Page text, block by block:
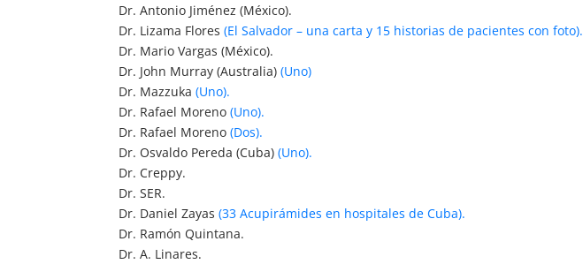
Dr. Antonio Jiménez (México).
Dr. Lizama Flores(El Salvador – una carta y 15 historias de pacientes con foto).
Dr. Mario Vargas (México).
Dr. John Murray (Australia)(Uno)
Dr. Mazzuka(Uno).
Dr. Rafael Moreno(Uno).
Dr. Rafael Moreno(Dos).
Dr. Osvaldo Pereda (Cuba)(Uno).
Dr. Creppy.
Dr. SER.
Dr. Daniel Zayas(33 Acupirámides en hospitales de Cuba).
Dr. Ramón Quintana.
Dr. A. Linares.